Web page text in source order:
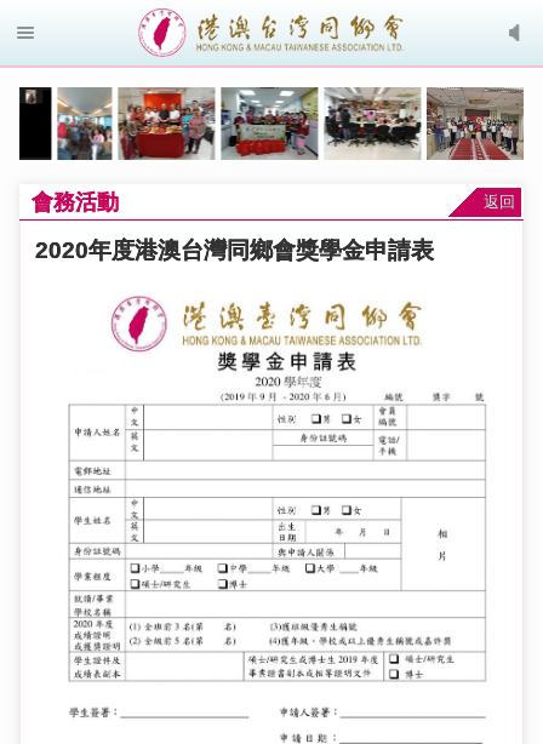
會務活動 返回
2020年度港澳台灣同鄉會獎學金申請表